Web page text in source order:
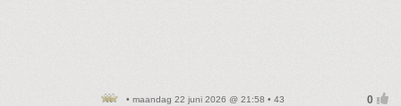
• maandag 22 juni 2026 @ 21:58 • 43